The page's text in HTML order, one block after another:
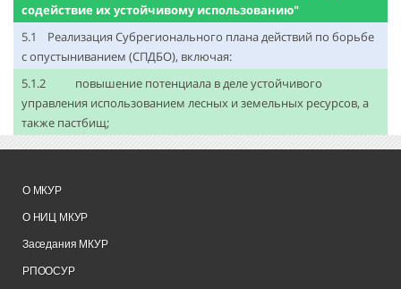
содействие их устойчивому использованию"
5.1 Реализация Субрегионального плана действий по борьбе
с опустыниванием (СПДБО), включая:
5.1.2 повышение потенциала в деле устойчивого
управления использованием лесных и земельных ресурсов, а
также пастбищ;
О МКУР
О НИЦ МКУР
Заседания МКУР
РПООСУР